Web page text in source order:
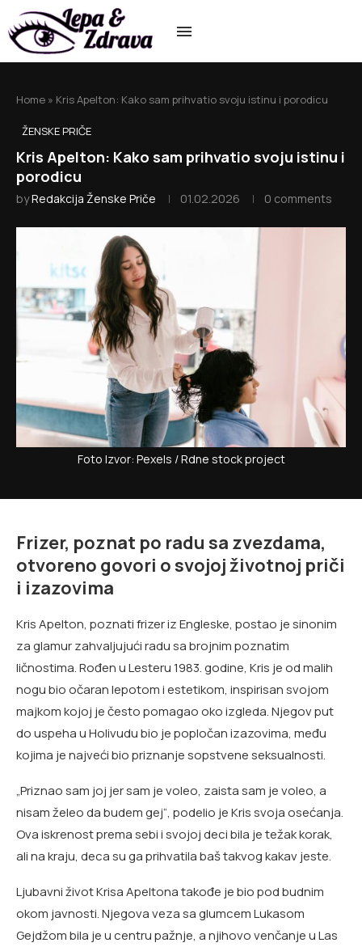
Home » Kris Apelton: Kako sam prihvatio svoju istinu i porodicu
ŽENSKE PRIČE
Kris Apelton: Kako sam prihvatio svoju istinu i
porodicu
byRedakcija Ženske Priče 01.02.2026 0 comments
Foto Izvor: Pexels / Rdne stock project
Frizer, poznat po radu sa zvezdama,
otvoreno govori o svojoj životnoj priči
i izazovima
Kris Apelton, poznati frizer iz Engleske, postao je sinonim
za glamur zahvaljujući radu sa brojnim poznatim
ličnostima. Rođen u Lesteru 1983. godine, Kris je od malih
nogu bio očaran lepotom i estetikom, inspirisan svojom
majkom kojoj je često pomagao oko izgleda. Njegov put
do uspeha u Holivudu bio je popločan izazovima, među
kojima je najveći bio priznanje sopstvene seksualnosti.
„Priznao sam joj jer sam je voleo, zaista sam je voleo, a
nisam želeo da budem gej“, podelio je Kris svoja osećanja.
Ova iskrenost prema sebi i svojoj deci bila je težak korak,
ali na kraju, deca su ga prihvatila baš takvog kakav jeste.
Ljubavni život Krisa Apeltona takođe je bio pod budnim
okom javnosti. Njegova veza sa glumcem Lukasom
Gejdžom bila je u centru pažnje, a njihovo venčanje u Las